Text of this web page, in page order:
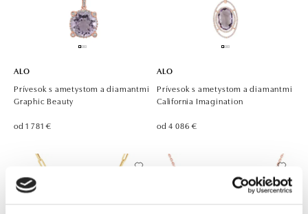
ALO
Prívesok s ametystom a diamantmi
Graphic Beauty
od 1 781 €
ALO
Prívesok s ametystom a diamantmi
California Imagination
od 4 086 €